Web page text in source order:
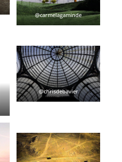
@carmelagaminde
@chrisdebavier